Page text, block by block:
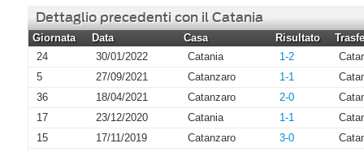
Dettaglio precedenti con il Catania
Giornata Data Casa Risultato
24
30/01/2022 Catania 1-2
5
27/09/2021 Catanzaro 1-1
36
18/04/2021 Catanzaro 2-0
17
23/12/2020 Catania 1-1
15
17/11/2019 Catanzaro 3-0